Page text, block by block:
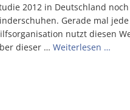
2012 in Deutsch­land
Gera­de mal
nutzt die­sen
die­ser … Wei­ter­le­sen …